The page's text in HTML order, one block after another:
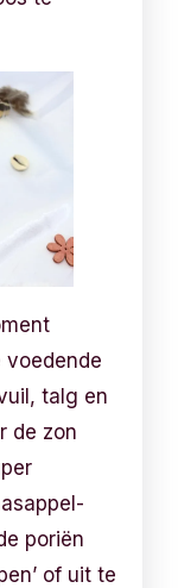
voedende
talg en
de zon
poriën
of uit te